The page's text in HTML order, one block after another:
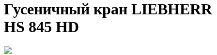
Гусеничный кран LIEBHERR
HS 845 HD